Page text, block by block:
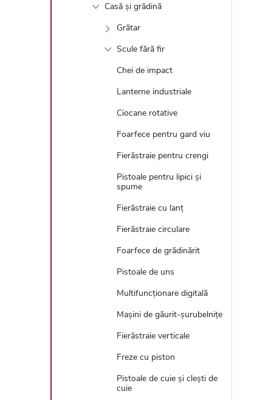
Casă și grădină
Grătar
Scule fără fir
Chei de impact
Lanterne industriale
Ciocane rotative
Foarfece pentru gard viu
Fierăstraie pentru crengi
Pistoale pentru lipici și
spume
Fierăstraie cu lanț
Fierăstraie circulare
Foarfece de grădinărit
Pistoale de uns
Multifuncționare digitală
Mașini de găurit-șurubelnițe
Fierăstraie verticale
Freze cu piston
Pistoale de cuie și clești de
cuie